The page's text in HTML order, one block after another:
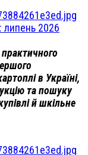
липень 2026
в Україні,
та пошуку
й шкільне